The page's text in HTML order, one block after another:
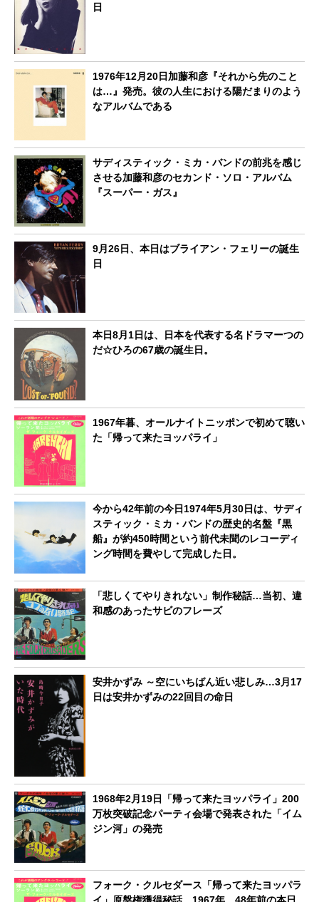
日
1976年12月20日加藤和彦『それから先のこと
は…』発売。彼の人生における陽だまりのよう
なアルバムである
サディスティック・ミカ・バンドの前兆を感じ
させる加藤和彦のセカンド・ソロ・アルバム
『スーパー・ガス』
9月26日、本日はブライアン・フェリーの誕生
日
本日8月1日は、日本を代表する名ドラマーつの
だ☆ひろの67歳の誕生日。
1967年暮、オールナイトニッポンで初めて聴い
た「帰って来たヨッパライ」
今から42年前の今日1974年5月30日は、サディ
スティック・ミカ・バンドの歴史的名盤『黒
船』が約450時間という前代未聞のレコーディ
ング時間を費やして完成した日。
「悲しくてやりきれない」制作秘話…当初、違
和感のあったサビのフレーズ
安井かずみ ～空にいちばん近い悲しみ…3月17
日は安井かずみの22回目の命日
1968年2月19日「帰って来たヨッパライ」200
万枚突破記念パーティ会場で発表された「イム
ジン河」の発売
フォーク・クルセダース「帰って来たヨッパラ